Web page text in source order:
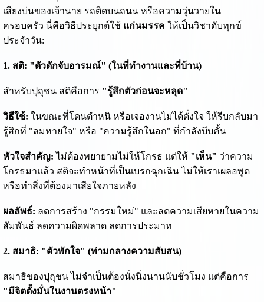
เสียงบ่นของเจ้านาย รถติดบนถนน หรือความวุ่นวายใน
ครอบครัว นี่คือวิธีประยุกต์ใช้ แก่นมรรค ให้เป็นวิชาดับทุกข์
ประจำวัน:
1. สติ: "ตัวดักจับอารมณ์" (ในที่ทำงานและที่บ้าน)
สำหรับปุถุชน สติคือการ "รู้สึกตัวก่อนจะหลุด"
วิธีใช้: ในขณะที่โดนตำหนิ หรือเจองานไม่ได้ดั่งใจ ให้รีบกลับมา
รู้สึกที่ "ลมหายใจ" หรือ "ความรู้สึกในอก" ที่กำลังบีบคั้น
หัวใจสำคัญ: ไม่ต้องพยายามไม่ให้โกรธ แต่ให้ "เห็น" ว่าความ
โกรธมาแล้ว สติจะทำหน้าที่เป็นเบรกฉุกเฉิน ไม่ให้เราเผลอพูด
หรือทำสิ่งที่ต้องมาเสียใจภายหลัง
ผลลัพธ์: ลดการสร้าง "กรรมใหม่" และลดความเสียหายในความ
สัมพันธ์ ลดความผิดพลาด ลดการประมาท
2. สมาธิ: "ตัวพักใจ" (ท่ามกลางความสับสน)
สมาธิของปุถุชน ไม่จำเป็นต้องนั่งนิ่งนานนับชั่วโมง แต่คือการ
"มีจิตตั้งมั่นในงานตรงหน้า"